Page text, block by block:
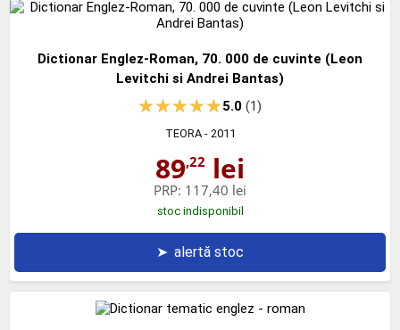
Dictionar Englez-Roman, 70. 000 de cuvinte (Leon
Levitchi si Andrei Bantas)
5.0(1)
TEORA- 2011
89,22 lei
PRP: 117,40 lei
stoc indisponibil
➤ alertă stoc